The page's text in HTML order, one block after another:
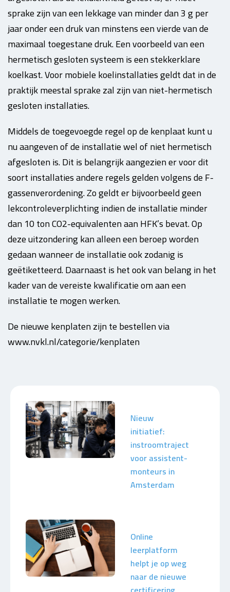
sprake zijn van een lekkage van minder dan 3 g per
jaar onder een druk van minstens een vierde van de
maximaal toegestane druk. Een voorbeeld van een
hermetisch gesloten systeem is een stekkerklare
koelkast. Voor mobiele koelinstallaties geldt dat in de
praktijk meestal sprake zal zijn van niet-hermetisch
gesloten installaties.
Middels de toegevoegde regel op de kenplaat kunt u
nu aangeven of de installatie wel of niet hermetisch
afgesloten is. Dit is belangrijk aangezien er voor dit
soort installaties andere regels gelden volgens de F-
gassenverordening. Zo geldt er bijvoorbeeld geen
lekcontroleverplichting indien de installatie minder
dan 10 ton CO2-equivalenten aan HFK’s bevat. Op
deze uitzondering kan alleen een beroep worden
gedaan wanneer de installatie ook zodanig is
geëtiketteerd. Daarnaast is het ook van belang in het
kader van de vereiste kwalificatie om aan een
installatie te mogen werken.
De nieuwe kenplaten zijn te bestellen via
www.nvkl.nl/categorie/kenplaten
Nieuw
initiatief:
instroomtraject
voor assistent-
monteurs in
Amsterdam
Online
leerplatform
helpt je op weg
naar de nieuwe